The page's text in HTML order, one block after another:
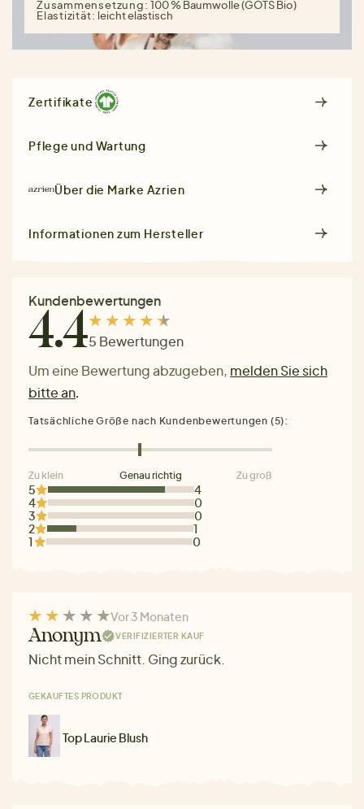
Zusammensetzung:100 % Baumwolle (GOTS Bio)
Elastizität: leicht elastisch
Zertifikate
Pflege und Wartung
Über die Marke Azrien
Informationen zum Hersteller
Kundenbewertungen
4.45 Bewertungen
Um eine Bewertung abzugeben, melden Sie sich
bitte an.
5
4
4
0
3
0
2
1
1
0
Tatsächliche Größe nach Kundenbewertungen (5):
Zu klein Genau richtig Zu groß
Vor 3 Monaten
Anonym VERIFIZIERTER KAUF
Nicht mein Schnitt. Ging zurück.
GEKAUFTES PRODUKT
Top Laurie Blush